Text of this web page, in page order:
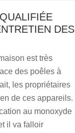
DES
est très
des poêles à
les propriétaires
de ces appareils.
au monoxyde
il va falloir